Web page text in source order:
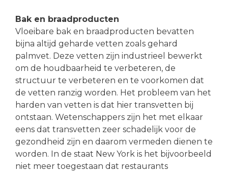
Bak en braadproducten
Vloeibare bak en braadproducten bevatten
bijna altijd geharde vetten zoals gehard
palmvet. Deze vetten zijn industrieel bewerkt
om de houdbaarheid te verbeteren, de
structuur te verbeteren en te voorkomen dat
de vetten ranzig worden. Het probleem van het
harden van vetten is dat hier transvetten bij
ontstaan. Wetenschappers zijn het met elkaar
eens dat transvetten zeer schadelijk voor de
gezondheid zijn en daarom vermeden dienen te
worden. In de staat New York is het bijvoorbeeld
niet meer toegestaan dat restaurants